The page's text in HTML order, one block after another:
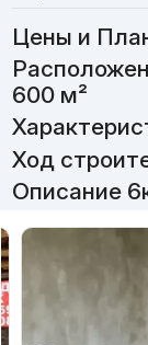
Цены и
600 м²
Ход
Описание